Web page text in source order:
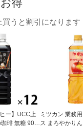
得
うと割引になります
ー】UCC上
琲 無糖 900
ミツカン 業務
ス まろやかり